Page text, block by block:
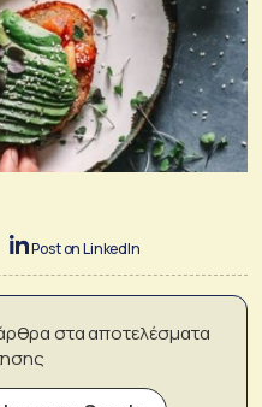
Post on LinkedIn
στα αποτελέσματα